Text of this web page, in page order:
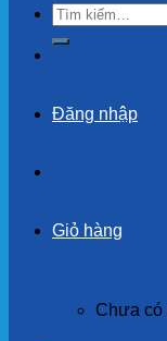
Tìm
kiếm:
Đăng nhập
Giỏ hàng
Chưa có